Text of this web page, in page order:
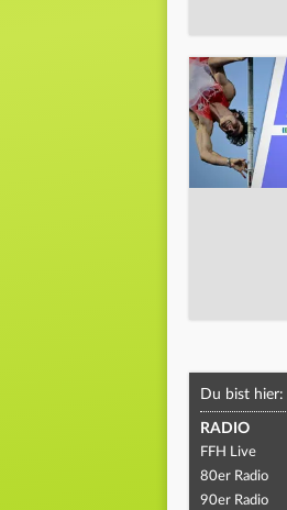
Du bist hier:
RADIO
FFH Live
80er Radio
90er Radio